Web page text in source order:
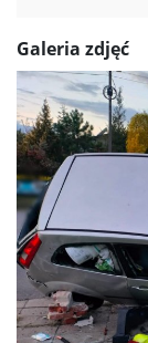
Galeria zdjęć